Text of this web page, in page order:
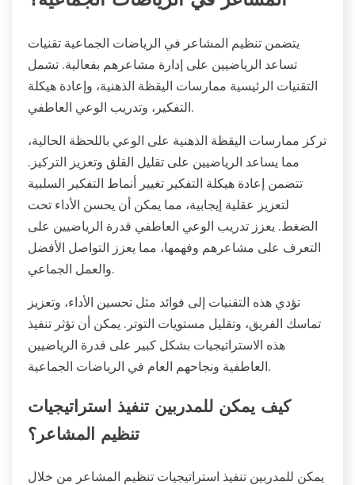
يتضمن تنظيم المشاعر في الرياضات الجماعية تقنيات
تساعد الرياضيين على إدارة مشاعرهم بفعالية. تشمل
التقنيات الرئيسية ممارسات اليقظة الذهنية، وإعادة هيكلة
التفكير، وتدريب الوعي العاطفي.
تركز ممارسات اليقظة الذهنية على الوعي باللحظة الحالية،
مما يساعد الرياضيين على تقليل القلق وتعزيز التركيز.
تتضمن إعادة هيكلة التفكير تغيير أنماط التفكير السلبية
لتعزيز عقلية إيجابية، مما يمكن أن يحسن الأداء تحت
الضغط. يعزز تدريب الوعي العاطفي قدرة الرياضيين على
التعرف على مشاعرهم وفهمها، مما يعزز التواصل الأفضل
والعمل الجماعي.
تؤدي هذه التقنيات إلى فوائد مثل تحسين الأداء، وتعزيز
تماسك الفريق، وتقليل مستويات التوتر. يمكن أن تؤثر تنفيذ
هذه الاستراتيجيات بشكل كبير على قدرة الرياضيين
العاطفية ونجاحهم العام في الرياضات الجماعية.
كيف يمكن للمدربين تنفيذ استراتيجيات
تنظيم المشاعر؟
يمكن للمدربين تنفيذ استراتيجيات تنظيم المشاعر من خلال